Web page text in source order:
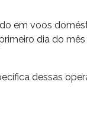
em voos
dia do
dessas